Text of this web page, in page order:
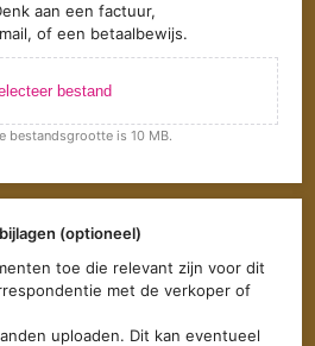
aan een factuur,
of een betaalbewijs.
bestand
bestandsgrootte is 10 MB.
(optioneel)
toe die relevant zijn voor dit
met de verkoper of
uploaden. Dit kan eventueel